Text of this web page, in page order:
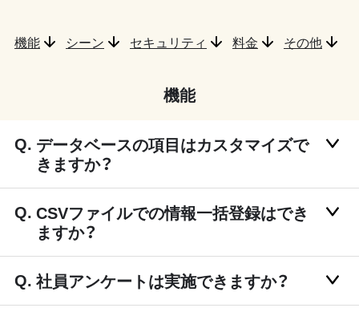
機能 シーン セキュリティ 料金 その他
機能
データベースの項目はカスタマイズで
きますか？
CSVファイルでの情報一括登録はでき
ますか？
社員アンケートは実施できますか？